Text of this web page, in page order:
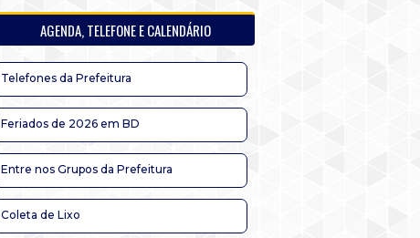
AGENDA, TELEFONE E CALENDÁRIO
Telefones da Prefeitura
Feriados de 2026 em BD
Entre nos Grupos da Prefeitura
Coleta de Lixo